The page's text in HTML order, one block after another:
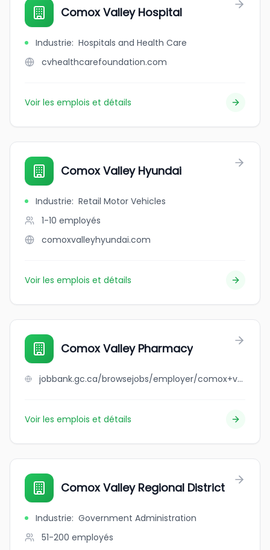
Comox Valley Hospital
Industrie: Hospitals and Health Care
cvhealthcarefoundation.com
Voir les emplois et détails
Comox Valley Hyundai
Industrie: Retail Motor Vehicles
1-10 employés
comoxvalleyhyundai.com
Voir les emplois et détails
Comox Valley Pharmacy
jobbank.gc.ca/browsejobs/employer/comox+valley+pharmacy/ca
Voir les emplois et détails
Comox Valley Regional District
Industrie: Government Administration
51-200 employés